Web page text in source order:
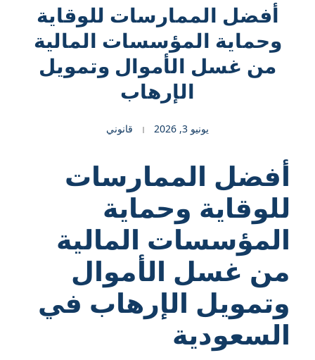
أفضل الممارسات للوقاية
وحماية المؤسسات المالية
من غسل الأموال وتمويل
الإرهاب
يونيو 3, 2026 قانوني
أفضل الممارسات
للوقاية وحماية
المؤسسات المالية
من غسل الأموال
وتمويل الإرهاب في
السعودية